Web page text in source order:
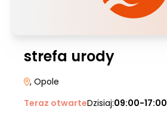
strefa urody
, Opole
Teraz otwarteDzisiaj:09:00-17:00